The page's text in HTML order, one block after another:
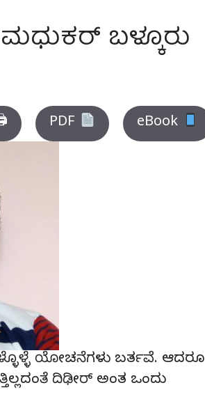
ಬಳ್ಕೂರು
PDF eBook
ಯೋಚನೆಗಳು ಬರ್ತವೆ. ಆದರೂ
ದಿಢೀರ್ ಅಂತ ಒಂದು